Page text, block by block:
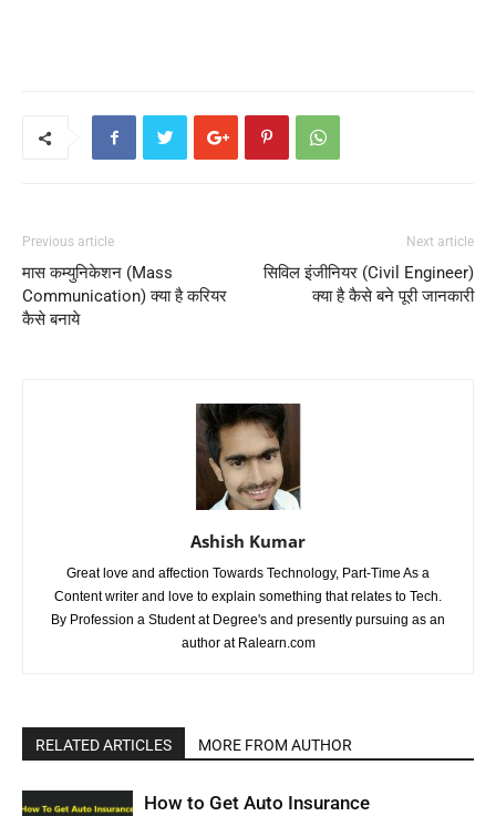
Previous article
मास कम्युनिकेशन (Mass
Communication) क्या है करियर
कैसे बनाये
Next article
सिविल इंजीनियर (Civil Engineer)
क्या है कैसे बने पूरी जानकारी
Ashish Kumar
Great love and affection Towards Technology, Part-Time As a
Content writer and love to explain something that relates to Tech.
By Profession a Student at Degree's and presently pursuing as an
author at Ralearn.com
RELATED ARTICLES MORE FROM AUTHOR
How to Get Auto Insurance